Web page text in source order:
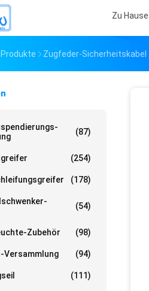
Zu Hause
Produkte Zugfeder-Sicherheitskabel
(87)
(254)
(178)
(54)
Zubehör (98)
Versammlung (94)
(111)